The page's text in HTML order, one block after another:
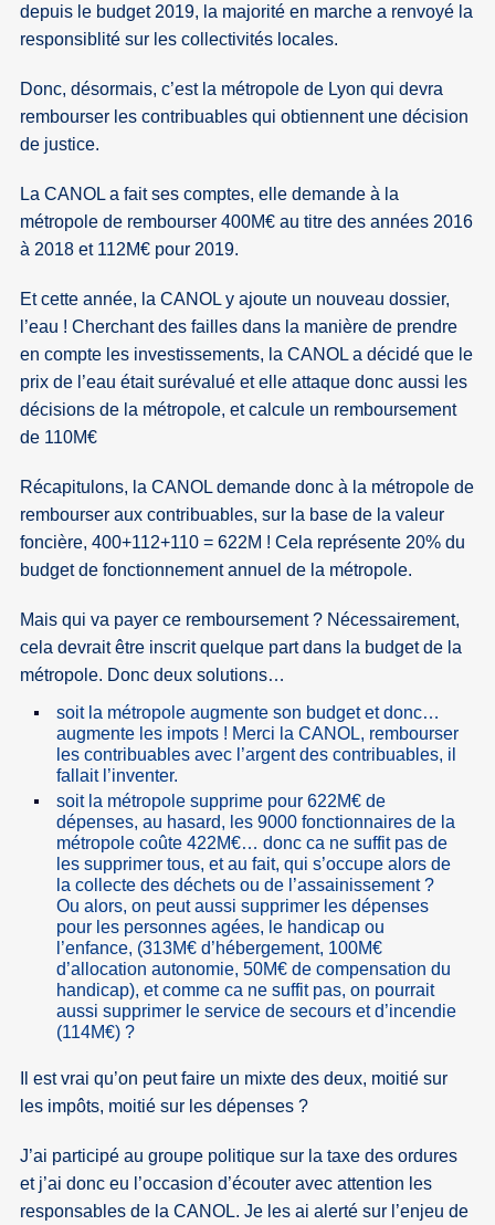
depuis le budget 2019, la majorité en marche a renvoyé la
responsiblité sur les collectivités locales.
Donc, désormais, c’est la métropole de Lyon qui devra
rembourser les contribuables qui obtiennent une décision
de justice.
La CANOL a fait ses comptes, elle demande à la
métropole de rembourser 400M€ au titre des années 2016
à 2018 et 112M€ pour 2019.
Et cette année, la CANOL y ajoute un nouveau dossier,
l’eau ! Cherchant des failles dans la manière de prendre
en compte les investissements, la CANOL a décidé que le
prix de l’eau était surévalué et elle attaque donc aussi les
décisions de la métropole, et calcule un remboursement
de 110M€
Récapitulons, la CANOL demande donc à la métropole de
rembourser aux contribuables, sur la base de la valeur
foncière, 400+112+110 = 622M ! Cela représente 20% du
budget de fonctionnement annuel de la métropole.
Mais qui va payer ce remboursement ? Nécessairement,
cela devrait être inscrit quelque part dans la budget de la
métropole. Donc deux solutions…
soit la métropole augmente son budget et donc…
augmente les impots ! Merci la CANOL, rembourser
les contribuables avec l’argent des contribuables, il
fallait l’inventer.
soit la métropole supprime pour 622M€ de
dépenses, au hasard, les 9000 fonctionnaires de la
métropole coûte 422M€… donc ca ne suffit pas de
les supprimer tous, et au fait, qui s’occupe alors de
la collecte des déchets ou de l’assainissement ?
Ou alors, on peut aussi supprimer les dépenses
pour les personnes agées, le handicap ou
l’enfance, (313M€ d’hébergement, 100M€
d’allocation autonomie, 50M€ de compensation du
handicap), et comme ca ne suffit pas, on pourrait
aussi supprimer le service de secours et d’incendie
(114M€) ?
Il est vrai qu’on peut faire un mixte des deux, moitié sur
les impôts, moitié sur les dépenses ?
J’ai participé au groupe politique sur la taxe des ordures
et j’ai donc eu l’occasion d’écouter avec attention les
responsables de la CANOL. Je les ai alerté sur l’enjeu de